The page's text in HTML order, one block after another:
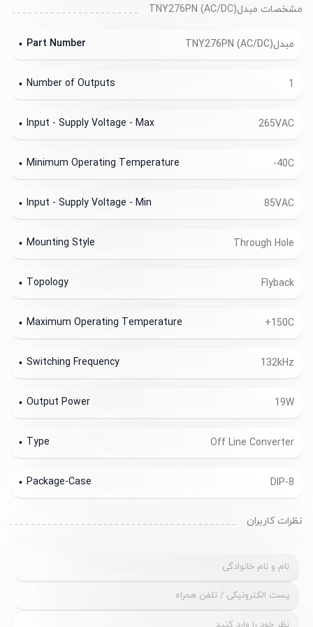
مشخصات مبدل(AC/DC) TNY276PN
مبدل(AC/DC) TNY276PN Part Number
1
Number of Outputs
265VAC
Input - Supply Voltage - Max
-40C
Minimum Operating Temperature
85VAC
Input - Supply Voltage - Min
Through Hole
Mounting Style
Flyback
Topology
+150C
Maximum Operating Temperature
132kHz
Switching Frequency
19W
Output Power
Off Line Converter
Type
DIP-8
Package-Case
نظرات کاربران